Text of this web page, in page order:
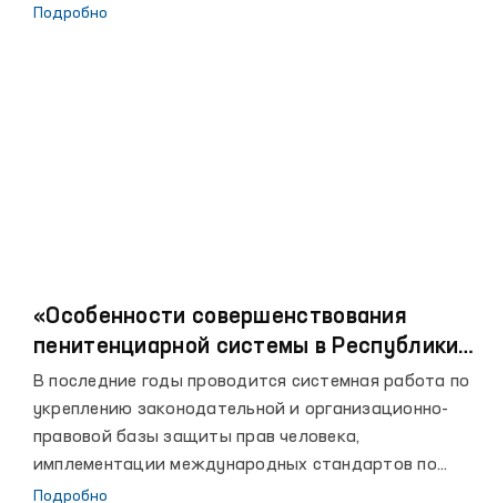
омбудсмане.
Подробно
«Особенности совершенствования
пенитенциарной системы в Республики
Узбекистан»
В последние годы проводится системная работа по
укреплению законодательной и организационно-
правовой базы защиты прав человека,
имплементации международных стандартов по
правам человека в национальное законодательство
Подробно